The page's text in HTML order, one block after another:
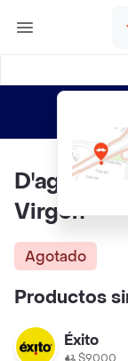
D'aguirre
Virgen
Agotado
Productos
Éxito